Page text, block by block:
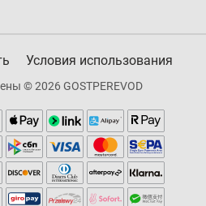
Условия использования
© 2026 GOSTPEREVOD